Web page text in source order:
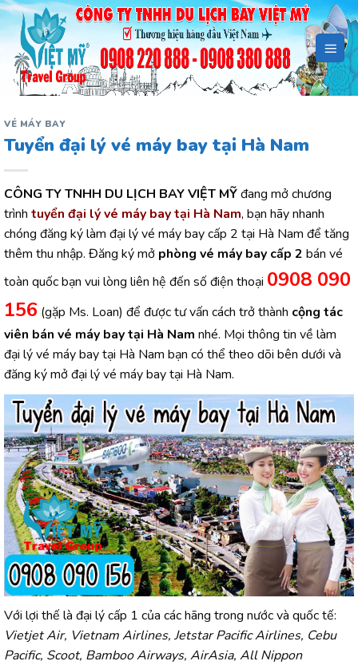
Bỏ
qua
dung
VÉ MÁY BAY
Tuyển đại lý vé máy bay tại Hà Nam
CÔNG TY TNHH DU LỊCH BAY VIỆT MỸđang mở chương
trình tuyển đại lý vé máy bay tại Hà Nam, bạn hãy nhanh
chóng đăng ký làm đại lý vé máy bay cấp 2 tại Hà Nam để tăng
thêm thu nhập. Đăng ký mở phòng vé máy bay cấp 2 bán vé
toàn quốc bạn vui lòng liên hệ đến số điện thoại 0908 090
156 (gặp Ms. Loan) để được tư vấn cách trở thành cộng tác
viên bán vé máy bay tại Hà Nam nhé. Mọi thông tin về làm
đại lý vé máy bay tại Hà Nam bạn có thể theo dõi bên dưới và
đăng ký mở đại lý vé máy bay tại Hà Nam.
Với lợi thế là đại lý cấp 1 của các hãng trong nước và quốc tế:
Vietjet Air, Vietnam Airlines, Jetstar Pacific Airlines, Cebu
Pacific, Scoot, Bamboo Airways, AirAsia, All Nippon